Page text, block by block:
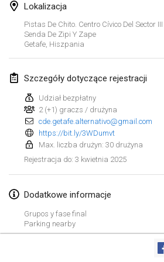
Lista widoku
Lokalizacja
Pistas De Chito. Centro Cívico Del Sector
Senda De Zipi Y Zape
Getafe, Hiszpania
Szczegóły dotyczące rejestracji
Udział bezpłatny
2 (+1) graczs / drużyna
cde.getafe.alternativo@gmail.com
https://bit.ly/3WDumvt
Max. liczba drużyn: 30 drużyna
Rejestracja do: 3 kwietnia 2025
Dodatkowe informacje
Grupos y fase final
Parking nearby
luty 2025
US Mölkky Winter
7 lut 2025 Stany Zjednoczone
Open des vendanges tardives
8 lut 2025|Francja
Indoor de la CASAS
15 lut 2025|Francja
15 lut 2025|Finlandia
Warm-up EM Indoor